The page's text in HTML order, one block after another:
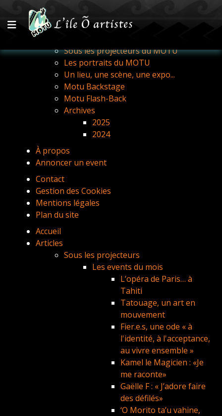
Le Mag
Sous les projecteurs du MOTU
Les portraits du MOTU
Un lieu, une scène, une expo...
Motu Backstage
Motu Flash-Back
Archives
2025
2024
À propos
Annoncer un event
Contact
Gestion des Cookies
Mentions légales
Plan du site
Accueil
Articles
Sous les projecteurs
Les events du mois
L’opéra de Paris… à
Tahiti
Tatouage, un art en
mouvement
Fier.e.s, une ode « à
l'identité, à l'acceptance,
au vivre ensemble »
Kamel le Magicien : «Je
me raconte»
Gaëlle F : « J’adore faire
des défilés»
‘O Morito ta’u vahine,